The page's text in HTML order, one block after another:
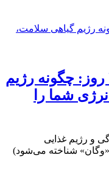
فواید وگان شدن در ۳۰ روز: چگونه رژیم
شما را
و رژیم غذایی
شناخته می‌شود)